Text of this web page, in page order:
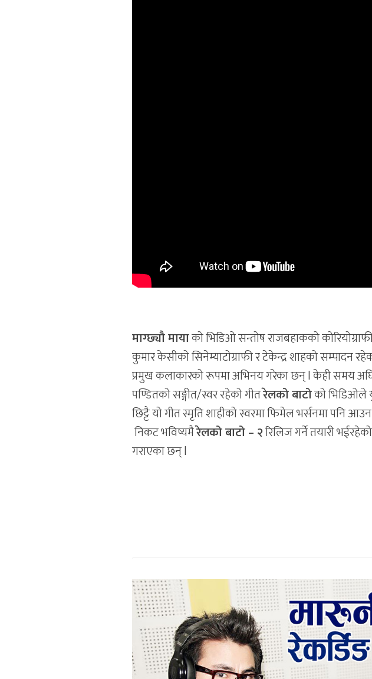
माग्छ्यौ मायाको भिडिओ सन्तोष राजबहाकको
कुमार केसीको सिनेम्याटोग्राफी र टेकेन्द्र शाहको सम्पादन
प्रमुख कलाकारको रूपमा अभिनय गरेका छन् l केही समय
पण्डितको सङ्गीत/स्वर रहेको गीतरेलको बाटोको भिडिओले
छिट्टै यो गीत स्मृति शाहीको स्वरमा फिमेल भर्सनमा पनि
निकट भविष्यमैरेलको बाटो – २रिलिज गर्ने तयारी
गराएका छन् l